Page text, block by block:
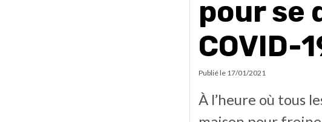
pour se
COVID-
Publié le 17/01/2021
À l’heure où tous